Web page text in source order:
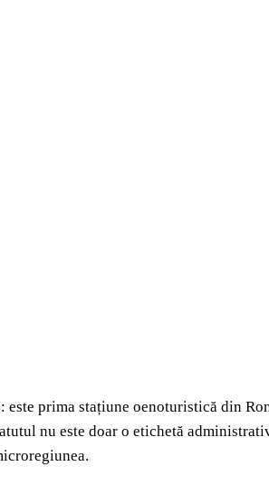
prima stațiune oenoturistică din
nu este doar o etichetă